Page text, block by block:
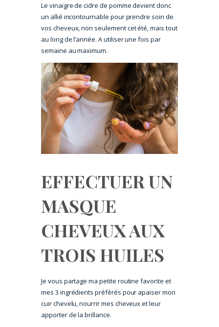
Le vinaigre de cidre de pomme devient donc
un allié incontournable pour prendre soin de
vos cheveux, non seulement cet été, mais tout
au long de l’année. A utiliser une fois par
semaine au maximum.
EFFECTUER UN
MASQUE
CHEVEUX AUX
TROIS HUILES
Je vous partage ma petite routine favorite et
mes 3 ingrédients préférés pour apaiser mon
cuir chevelu, nourrir mes cheveux et leur
apporter de la brillance.